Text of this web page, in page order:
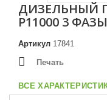
ДИЗЕЛЬНЫЙ
P11000 3 ФАЗЫ
Артикул 17841
Печать
ВСЕ